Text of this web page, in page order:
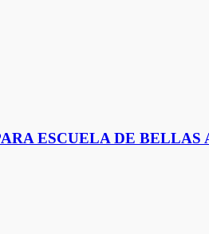
ESCUELA DE BELLAS